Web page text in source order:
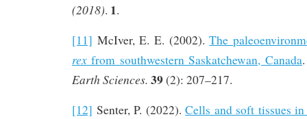
(2018). 1.
[11] McIver, E. E. (2002).The
rex from southwestern Saskatchewan, Canada
Earth Sciences. 39(2): 207–217.
[12] Senter, P. (2022).Cells and soft tissues